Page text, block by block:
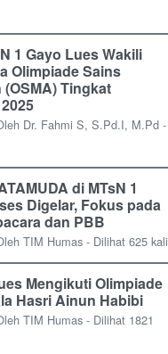
1 Gayo Lues Wakili
Olimpiade Sains
Tingkat
Dr. Fahmi S, S.Pd.I, M.Pd -
di MTsN 1
Digelar, Fokus pada
dan PBB
TIM Humas - Dilihat 625 kali
Mengikuti Olimpiade
Hasri Ainun Habibi
TIM Humas - Dilihat 1821